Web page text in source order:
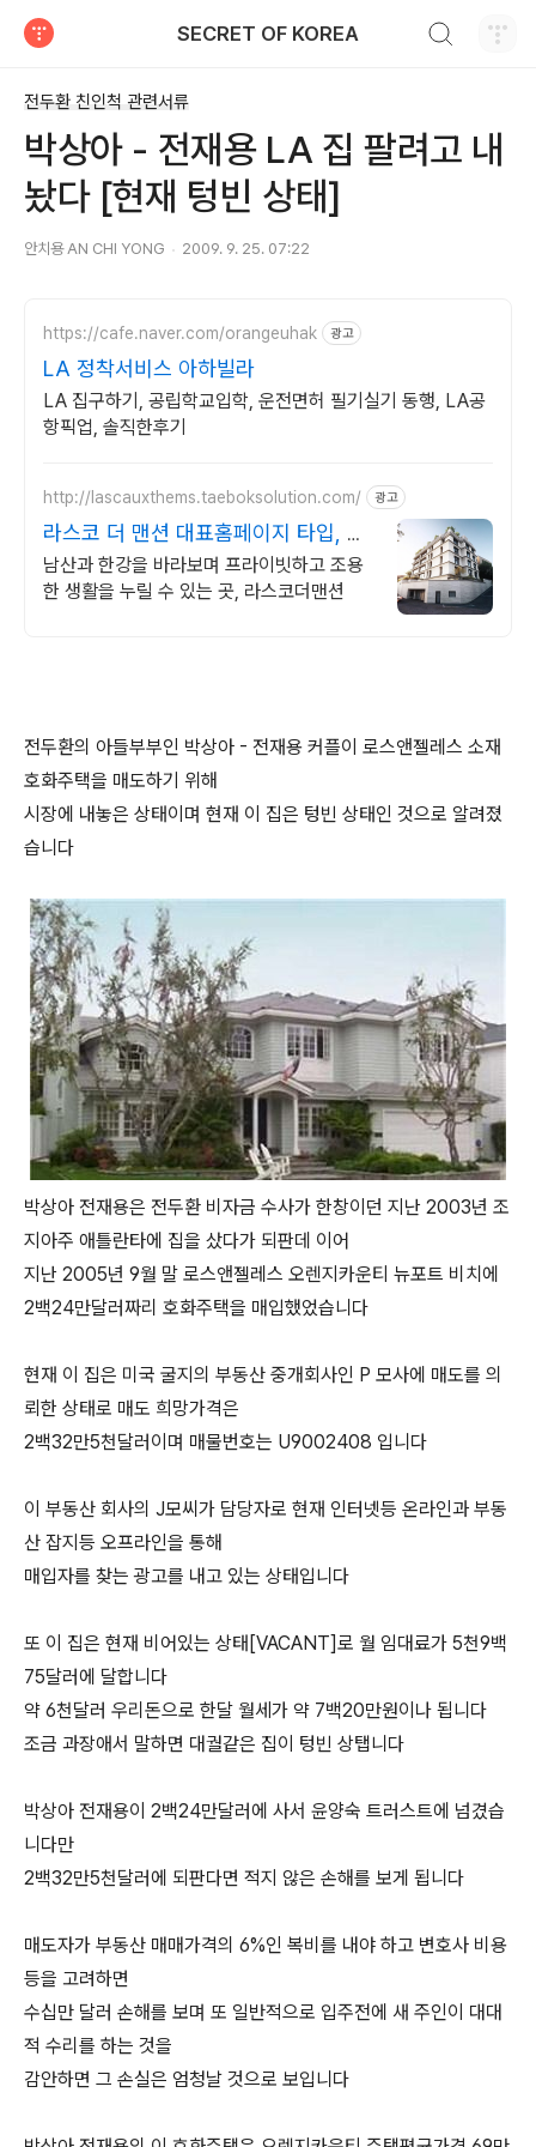
SECRET OF KOREA
전두환 친인척 관련서류
박상아 - 전재용 LA 집 팔려고 내
놨다 [현재 텅빈 상태]
안치용 AN CHI YONG 2009. 9. 25. 07:22
https://cafe.naver.com/orangeuhak 광고
LA 정착서비스 아하빌라
LA 집구하기, 공립학교입학, 운전면허 필기실기 동행, LA공
항픽업, 솔직한후기
http://lascauxthems.taeboksolution.com/ 광고
라스코 더 맨션 대표홈페이지 타입, 대
출 등 상담 가능!
남산과 한강을 바라보며 프라이빗하고 조용
한 생활을 누릴 수 있는 곳, 라스코더맨션
전두환의 아들부부인 박상아 - 전재용 커플이 로스앤젤레스 소재
호화주택을 매도하기 위해
시장에 내놓은 상태이며 현재 이 집은 텅빈 상태인 것으로 알려졌
습니다
박상아 전재용은 전두환 비자금 수사가 한창이던 지난 2003년 조
지아주 애틀란타에 집을 샀다가 되판데 이어
지난 2005년 9월 말 로스앤젤레스 오렌지카운티 뉴포트 비치에
2백24만달러짜리 호화주택을 매입했었습니다
현재 이 집은 미국 굴지의 부동산 중개회사인 P 모사에 매도를 의
뢰한 상태로 매도 희망가격은
2백32만5천달러이며 매물번호는 U9002408 입니다
이 부동산 회사의 J모씨가 담당자로 현재 인터넷등 온라인과 부동
산 잡지등 오프라인을 통해
매입자를 찾는 광고를 내고 있는 상태입니다
또 이 집은 현재 비어있는 상태[VACANT]로 월 임대료가 5천9백
75달러에 달합니다
약 6천달러 우리돈으로 한달 월세가 약 7백20만원이나 됩니다
조금 과장애서 말하면 대궐같은 집이 텅빈 상탭니다
박상아 전재용이 2백24만달러에 사서 윤양숙 트러스트에 넘겼습
니다만
2백32만5천달러에 되판다면 적지 않은 손해를 보게 됩니다
매도자가 부동산 매매가격의 6%인 복비를 내야 하고 변호사 비용
등을 고려하면
수십만 달러 손해를 보며 또 일반적으로 입주전에 새 주인이 대대
적 수리를 하는 것을
감안하면 그 손실은 엄청날 것으로 보입니다